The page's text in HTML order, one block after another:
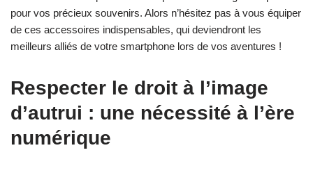
pour vos précieux souvenirs. Alors n’hésitez pas à vous équiper
de ces accessoires indispensables, qui deviendront les
meilleurs alliés de votre smartphone lors de vos aventures !
Respecter le droit à l’image
d’autrui : une nécessité à l’ère
numérique